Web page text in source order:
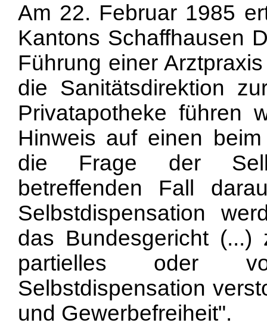
Am 22. Februar 1985
Kantons Schaffhausen
Führung einer
die Sanitätsdirektion
Privatapotheke führen
Hinweis auf einen
die Frage der
betreffenden Fall
Selbstdispensation
das Bundesgericht (...)
partielles oder
Selbstdispensation
und Gewerbefreiheit".